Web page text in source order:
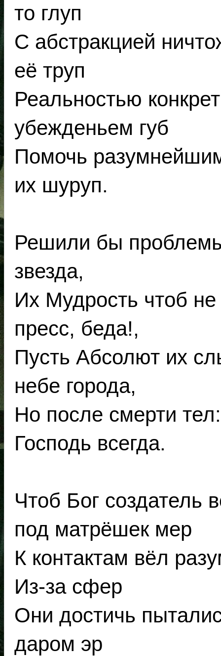
то глуп
С абстракцией
её труп
Реальностью
убежденьем губ
Помочь
их шуруп.
Решили бы
звезда,
Их Мудрость чтоб
пресс, беда!,
Пусть Абсолют их
небе города,
Но после смерти
Господь всегда.
Чтоб Бог создатель
под матрёшек мер
К контактам вёл
Из-за сфер
Они достичь
даром эр